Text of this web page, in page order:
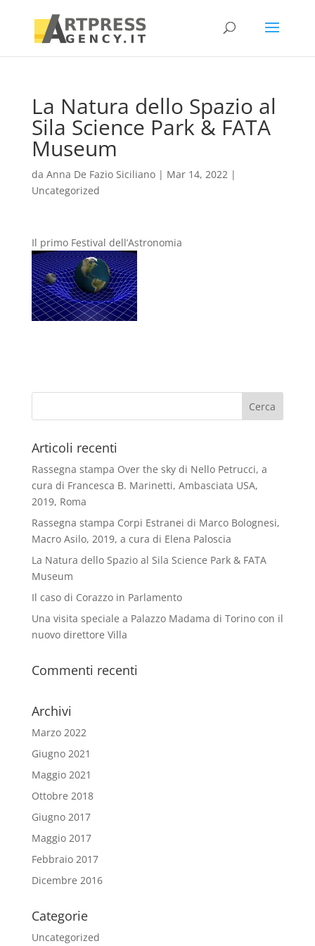
La Natura dello Spazio al
Sila Science Park & FATA
Museum
da Anna De Fazio Siciliano| Mar 14, 2022|
Uncategorized
Il primo Festival dell’Astronomia
Articoli recenti
Rassegna stampa Over the sky di Nello Petrucci, a
cura di Francesca B. Marinetti, Ambasciata USA,
2019, Roma
Rassegna stampa Corpi Estranei di Marco Bolognesi,
Macro Asilo, 2019, a cura di Elena Paloscia
La Natura dello Spazio al Sila Science Park & FATA
Museum
Il caso di Corazzo in Parlamento
Una visita speciale a Palazzo Madama di Torino con il
nuovo direttore Villa
Commenti recenti
Archivi
Marzo 2022
Giugno 2021
Maggio 2021
Ottobre 2018
Giugno 2017
Maggio 2017
Febbraio 2017
Dicembre 2016
Categorie
Uncategorized